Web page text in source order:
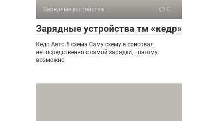
Зарядные устройства 0
Зарядные устройства тм «кедр»
Кедр Авто 5 схема Саму схему я срисовал
непосредственно с самой зарядки, поэтому
возможно